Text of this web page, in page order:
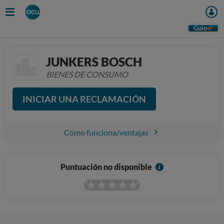
Guio
JUNKERS BOSCH
BIENES DE CONSUMO
INICIAR UNA RECLAMACIÓN
Cómo funciona/ventajas
Puntuación no disponible
I